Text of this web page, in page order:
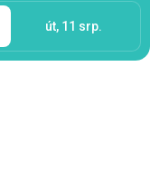
út, 11 srp.